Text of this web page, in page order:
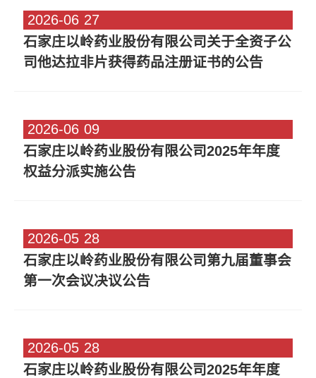
2026-06 27
石家庄以岭药业股份有限公司关于全资子公
司他达拉非片获得药品注册证书的公告
2026-06 09
石家庄以岭药业股份有限公司2025年年度
权益分派实施公告
2026-05 28
石家庄以岭药业股份有限公司第九届董事会
第一次会议决议公告
2026-05 28
石家庄以岭药业股份有限公司2025年年度